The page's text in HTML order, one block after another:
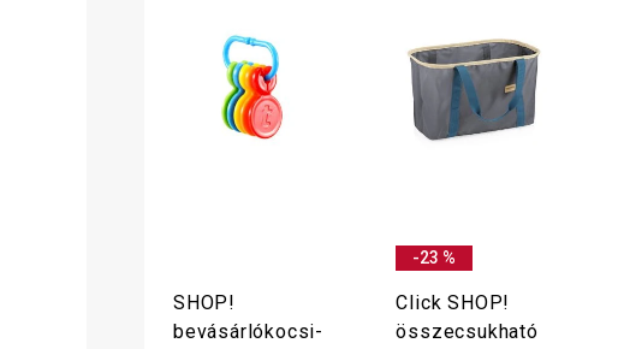
SHOP!
bevásárlókocsi-
-23 %
Click SHOP!
összecsukható